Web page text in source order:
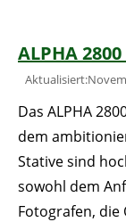
ALPHA
Das ALPHA
dem
Stative sind
sowohl dem
Fotografen, die